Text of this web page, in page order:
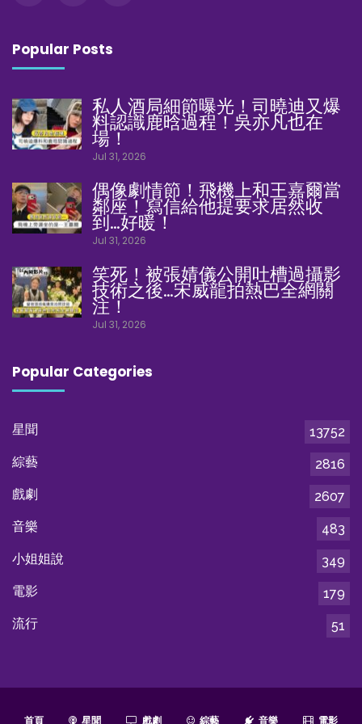
Popular Posts
私人酒局細節曝光！司曉迪又爆
料認識鹿晗過程！吳亦凡也在
場！
Jul 31, 2026
偶像劇情節！飛機上和王嘉爾當
鄰座！寫信給他提要求居然收
到…好暖！
Jul 31, 2026
笑死！被張婧儀公開吐槽過攝影
技術之後…宋威龍拍熱巴全網關
注！
Jul 31, 2026
Popular Categories
星聞
13752
綜藝
2816
戲劇
2607
音樂
483
小姐姐說
349
電影
179
流行
51
首頁 星聞 戲劇 綜藝 音樂 電影